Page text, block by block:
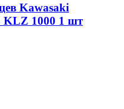
Kawasaki
KLZ 1000 1 шт